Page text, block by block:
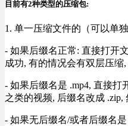
目前有2种类型的压缩包:
1. 单一压缩文件的（可以单
- 如果后缀名正常: 直接打开
成功, 有的情况会有双层压缩
- 如果后缀名是 .mp4, 直接
之类的视频, 后缀名改成 .zip,
- 如果无后缀名/或者后缀名